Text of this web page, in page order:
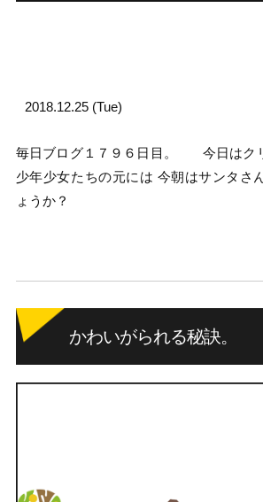
2018.12.25 (Tue)
毎日ブログ１７９６日目。 今日はク
少年少女たちの元には 今朝はサンタさ
ょうか？
かわいがられる秘訣。